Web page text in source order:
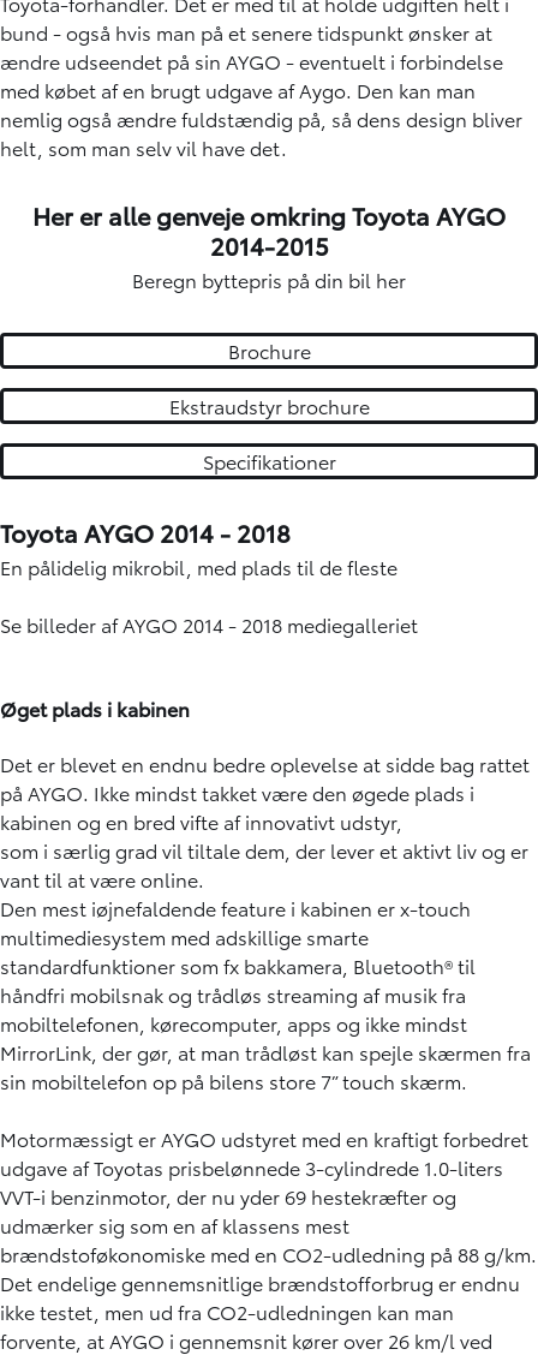
bund - også hvis man på et senere tidspunkt ønsker at
ændre udseendet på sin AYGO - eventuelt i forbindelse
med købet af en brugt udgave af Aygo. Den kan man
nemlig også ændre fuldstændig på, så dens design bliver
helt, som man selv vil have det.
Her er alle genveje omkring Toyota AYGO
2014-2015
Beregn byttepris på din bil her
Brochure
Ekstraudstyr brochure
Specifikationer
Toyota AYGO 2014 - 2018
En pålidelig mikrobil, med plads til de fleste
Se billeder af AYGO 2014 - 2018 mediegalleriet
Øget plads i kabinen
Det er blevet en endnu bedre oplevelse at sidde bag rattet
på AYGO. Ikke mindst takket være den øgede plads i
kabinen og en bred vifte af innovativt udstyr,
som i særlig grad vil tiltale dem, der lever et aktivt liv og er
vant til at være online.
Den mest iøjnefaldende feature i kabinen er x-touch
multimediesystem med adskillige smarte
standardfunktioner som fx bakkamera, Bluetooth® til
håndfri mobilsnak og trådløs streaming af musik fra
mobiltelefonen, kørecomputer, apps og ikke mindst
MirrorLink, der gør, at man trådløst kan spejle skærmen fra
sin mobiltelefon op på bilens store 7” touch skærm.
Motormæssigt er AYGO udstyret med en kraftigt forbedret
udgave af Toyotas prisbelønnede 3-cylindrede 1.0-liters
VVT-i benzinmotor, der nu yder 69 hestekræfter og
udmærker sig som en af klassens mest
brændstoføkonomiske med en CO2-udledning på 88 g/km.
Det endelige gennemsnitlige brændstofforbrug er endnu
ikke testet, men ud fra CO2-udledningen kan man
forvente, at AYGO i gennemsnit kører over 26 km/l ved